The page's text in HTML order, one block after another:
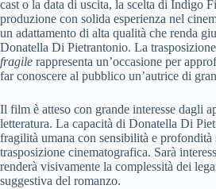
cast o la data di uscita, la scelta di Indigo
produzione con solida esperienza nel
un adattamento di alta qualità che renda
Donatella Di Pietrantonio. La
fragile rappresenta un’occasione per
far conoscere al pubblico un’autrice di
Il film è atteso con grande interesse dagli
letteratura. La capacità di Donatella Di
fragilità umana con sensibilità e profondità
trasposizione cinematografica. Sarà
renderà visivamente la complessità dei
suggestiva del romanzo.